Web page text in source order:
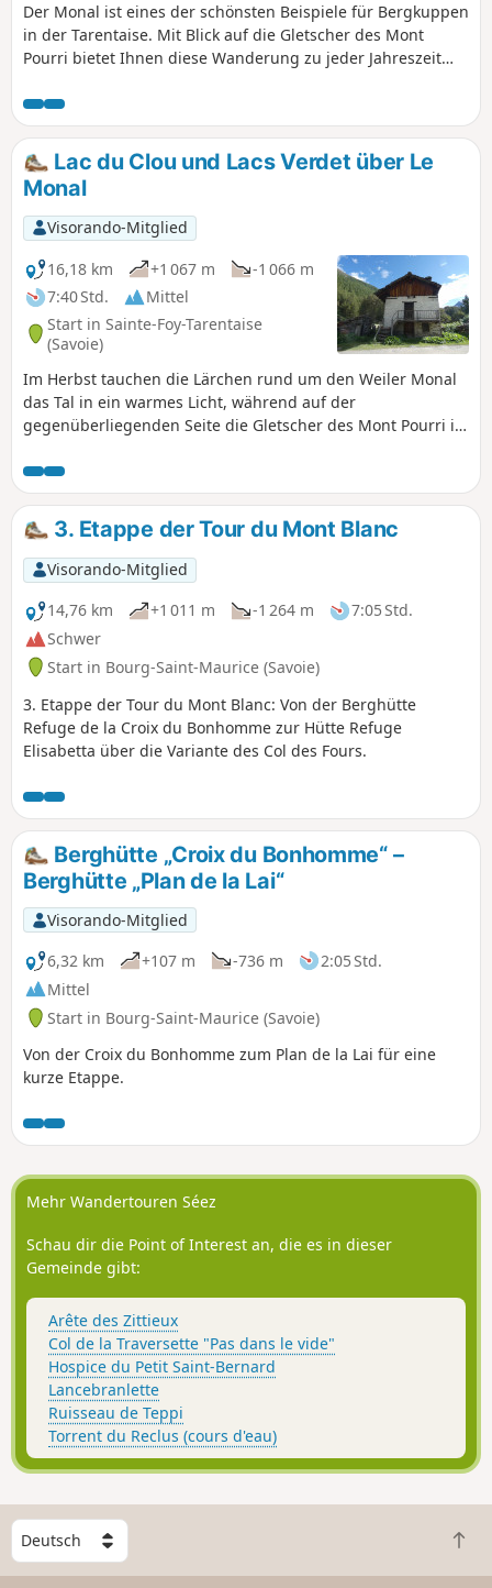
Der Monal ist eines der schönsten Beispiele für Bergkuppen
in der Tarentaise. Mit Blick auf die Gletscher des Mont
Pourri bietet Ihnen diese Wanderung zu jeder Jahreszeit
Lac du Clou und Lacs Verdet über Le
Monal
Visorando-Mitglied
16,18 km
+1 067 m
-1 066 m
7:40 Std.
Mittel
Start in Sainte-Foy-Tarentaise
(Savoie)
Im Herbst tauchen die Lärchen rund um den Weiler Monal
das Tal in ein warmes Licht, während auf der
gegenüberliegenden Seite die Gletscher des Mont Pourri in
Balmes ein spektakuläres Schauspiel. Diese Wanderung zu
den Seen ist ein wahrer Augenschmaus.
3. Etappe der Tour du Mont Blanc
Visorando-Mitglied
14,76 km
+1 011 m -1 264 m
7:05 Std.
Schwer
Start in Bourg-Saint-Maurice (Savoie)
3. Etappe der Tour du Mont Blanc: Von der Berghütte
Refuge de la Croix du Bonhomme zur Hütte Refuge
Elisabetta über die Variante des Col des Fours.
Berghütte „Croix du Bonhomme“ –
Berghütte „Plan de la Lai“
Visorando-Mitglied
6,32 km
+107 m -736 m
2:05 Std.
Mittel
Start in Bourg-Saint-Maurice (Savoie)
Von der Croix du Bonhomme zum Plan de la Lai für eine
kurze Etappe.
Mehr Wandertouren Séez
Schau dir die Point of Interest an, die es in dieser
Gemeinde gibt:
Arête des Zittieux
Col de la Traversette "Pas dans le vide"
Hospice du Petit Saint-Bernard
Lancebranlette
Ruisseau de Teppi
Torrent du Reclus (cours d'eau)
W
ä
h
Z
u